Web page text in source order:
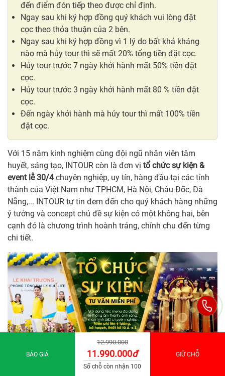
đến điểm đón tiếp theo được chỉ định.
Ngay sau khi ký hợp đồng quý khách vui lòng đặt
cọc theo thỏa thuận của 2 bên.
Ngay sau khi ký hợp đồng vì 1 lý do bất khả kháng
nào mà hủy tour thì sẽ mất 20% tổng tiền đặt cọc.
Hủy tour trước 7 ngày khởi hành mất 50% tiền đặt
cọc.
Hủy tour trước 3 ngày khởi hành mất 80 % tiền đặt
cọc.
Đến ngày khởi hành mà hủy tour thì mất 100% tiền
đặt cọc.
Với 15 năm kinh nghiệm cùng đội ngũ nhân viên tâm
huyết, sáng tạo, INTOUR còn là đơn vị tổ chức sự kiện &
event lễ 30/4chuyên nghiệp, uy tín, hàng đầu tại các tỉnh
thành của Việt Nam như TPHCM, Hà Nội, Châu Đốc, Đà
Nẵng,... INTOUR tự tin đem đến cho quý khách hàng những
ý tưởng và concept chủ đề sự kiện có một không hai, bên
cạnh đó là chương trình hoành tráng, chỉnh chu đến từng
chi tiết.
du lịch lễ 30/4 nên đi đâu
BÁO GIÁ
12.990.000
11.990.000đ
Số chỗ còn nhận 100
GIỮ CHỖ